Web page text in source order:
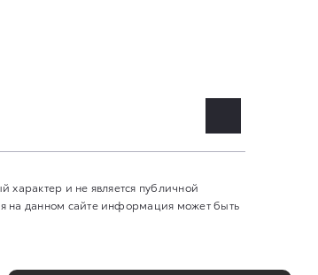
и не является публичной
на данном сайте информация может быть